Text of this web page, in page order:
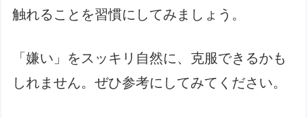
触れることを習慣にしてみましょう。
「嫌い」をスッキリ自然に、克服できるかも
しれません。ぜひ参考にしてみてください。